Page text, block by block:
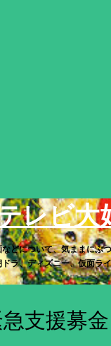
レビ大
どについて、気ままにぶ
ラ、ディズニー、仮面
支援募金